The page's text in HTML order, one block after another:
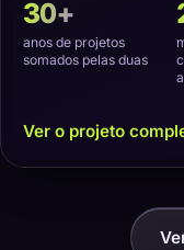
30+
anos de projetos
somados pelas duas
Ver o projeto